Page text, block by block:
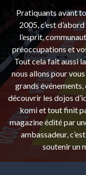
Pratiquants avant
2005, c’est
l’esprit,
préoccupations et
Tout cela fait aussi
nous allons pour
grands
découvrir les dojos
komi et tout finit
magazine édité par
ambassadeur,
soutenir un